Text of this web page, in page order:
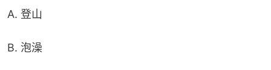
A. 登山
B. 泡澡